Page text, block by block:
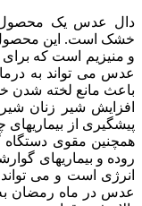
دال عدس یک محصول
خشک است. این محصول
و منیزیم است که
عدس می تواند به
باعث مانع لخته شدن
افزایش شیر زنان
پیشگیری از
همچنین مقوی دستگاه
روده و بیماریهای
انرژی است و می
عدس در ماه رمضان به